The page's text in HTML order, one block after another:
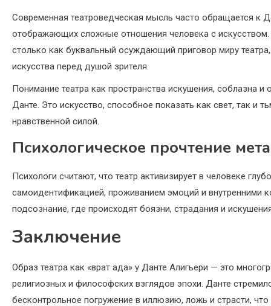
Современная театроведческая мысль часто обращается к
отображающих сложные отношения человека с
столько как буквальный осуждающий приговор миру
искусства перед душой зрителя.
Понимание театра как пространства искушения, соблазна
Данте. Это искусство, способное показать как свет, так
нравственной силой.
Психологическое прочтение
Психологи считают, что театр активизирует в человеке
самоидентификацией, проживанием эмоций и внутренними
подсознание, где происходят боязни, страдания и
Заключение
Образ театра как «врат ада» у Данте Алигьери — это
религиозных и философских взглядов эпохи. Данте
бесконтрольное погружение в иллюзию, ложь и страсти,